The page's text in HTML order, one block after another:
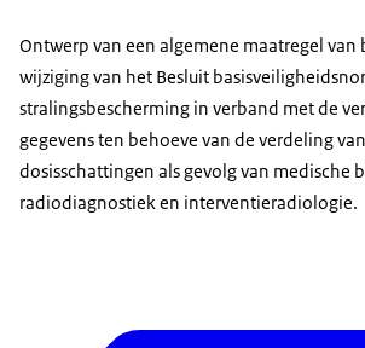
Ontwerp van een algemene maatregel van
wijziging van het Besluit
stralingsbescherming in verband met de
gegevens ten behoeve van de verdeling
dosisschattingen als gevolg van medische
radiodiagnostiek en interventieradiologie.